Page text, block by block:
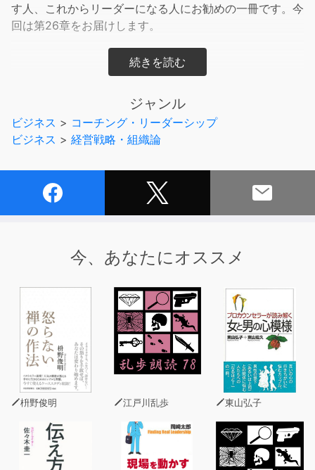
す人、これからリーダーになる人にお勧めの一冊です。今
回は第26章をお届けします。
ハーバード・ビジネススクールにおける、リーダーシップ
部下のモチベーション維持に関するものからリーダー自身
ハーバード・ビジネススクールが必要と考える、リーダー
ックは、新任マネジャー・ミドルマネジャーに関わらず、
部下を持つビジネスマンならば必聴と言えます。
ジャンル
ビジネス > コーチング・リーダーシップ
ビジネス > 経営戦略・組織論
今、あなたにオススメ
枡野俊明 江戸川乱歩 東山弘子